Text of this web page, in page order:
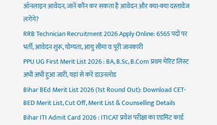
ऑनलाइन आवेदन, जानें कौन कर सकता है आवेदन और क्या-क्या दस्तावेज
लगेंगे?
RRB Technician Recruitment 2026 Apply Online: 6565 पदों पर
भर्ती, आवेदन शुरू, योग्यता, आयु सीमा व पूरी जानकारी
PPU UG First Merit List 2026 : BA, B.Sc, B.Com प्रथम मेरिट लिस्ट
अभी अभी हुआ जारी, यहां से करें डाउनलोड
Bihar BEd Merit List 2026 (1st Round Out): Download CET-
BED Merit List, Cut Off, Merit List & Counselling Details
Bihar ITI Admit Card 2026 : ITICAT प्रवेश परीक्षा का एडमिट कार्ड